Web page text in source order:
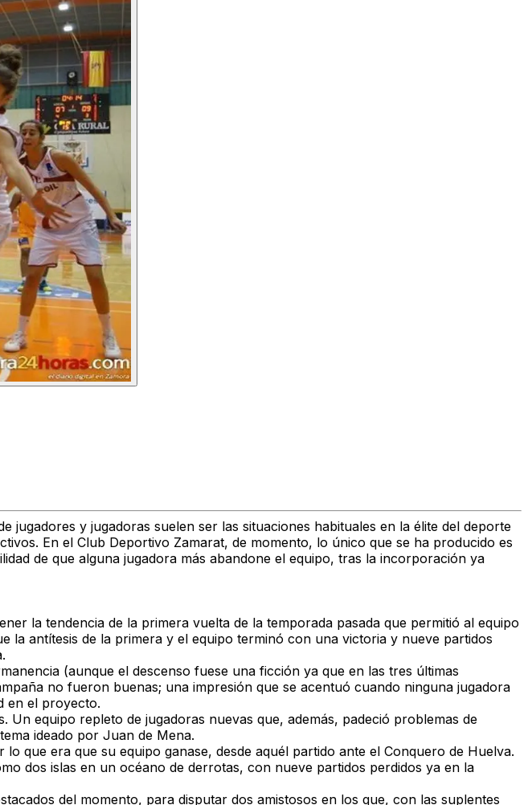
y jugadoras suelen ser las situaciones habituales en la élite del deporte
En el Club Deportivo Zamarat, de momento, lo único que se ha producido es
de que alguna jugadora más abandone el equipo, tras la incorporación ya
la tendencia de la primera vuelta de la temporada pasada que permitió al equipo
la antítesis de la primera y el equipo terminó con una victoria y nueve partidos
(aunque el descenso fuese una ficción ya que en las tres últimas
no fueron buenas; una impresión que se acentuó cuando ninguna jugadora
en el proyecto.
equipo repleto de jugadoras nuevas que, además, padeció problemas de
ideado por Juan de Mena.
que era que su equipo ganase, desde aquél partido ante el Conquero de Huelva.
dos islas en un océano de derrotas, con nueve partidos perdidos ya en la
del momento, para disputar dos amistosos en los que, con las suplentes